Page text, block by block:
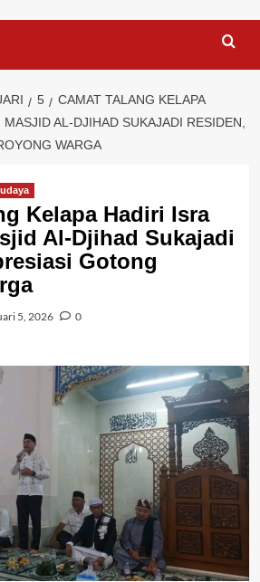
5
CAMAT TALANG KELAPA
MASJID AL-DJIHAD SUKAJADI RESIDEN,
WARGA
Kelapa Hadiri Isra
Al-Djihad Sukajadi
Gotong
5, 2026 0